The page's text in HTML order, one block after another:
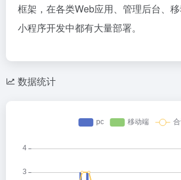
框架，在各类Web应用、管理后台、
小程序开发中都有大量部署。
数据统计